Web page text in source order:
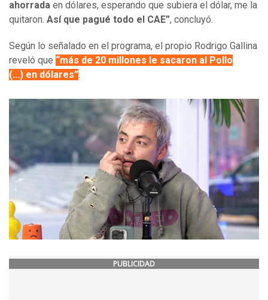
ahorrada en dólares, esperando que subiera el dólar, me la
quitaron. Así que pagué todo el CAE”, concluyó.
Según lo señalado en el programa, el propio Rodrigo Gallina
reveló que “más de 20 millones le sacaron al Pollo
(...) en dólares”.
PUBLICIDAD